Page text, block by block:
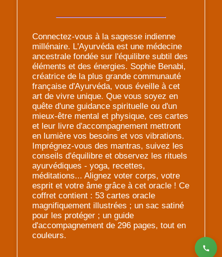
Connectez-vous à la sagesse indienne
millénaire. L'Ayurvéda est une médecine
ancestrale fondée sur l'équilibre subtil des
éléments et des énergies. Sophie Benabi,
créatrice de la plus grande communauté
française d'Ayurvéda, vous éveille à cet
art de vivre unique. Que vous soyez en
quête d'une guidance spirituelle ou d'un
mieux-être mental et physique, ces cartes
et leur livre d'accompagnement mettront
en lumière vos besoins et vos vibrations.
Imprégnez-vous des mantras, suivez les
conseils d'équilibre et observez les rituels
ayurvédiques - yoga, recettes,
méditations... Alignez voter corps, votre
esprit et votre âme grâce à cet oracle ! Ce
coffret contient : 53 cartes oracle
magnifiquement illustrées ; un sac satiné
pour les protéger ; un guide
d'accompagnement de 296 pages, tout en
couleurs.